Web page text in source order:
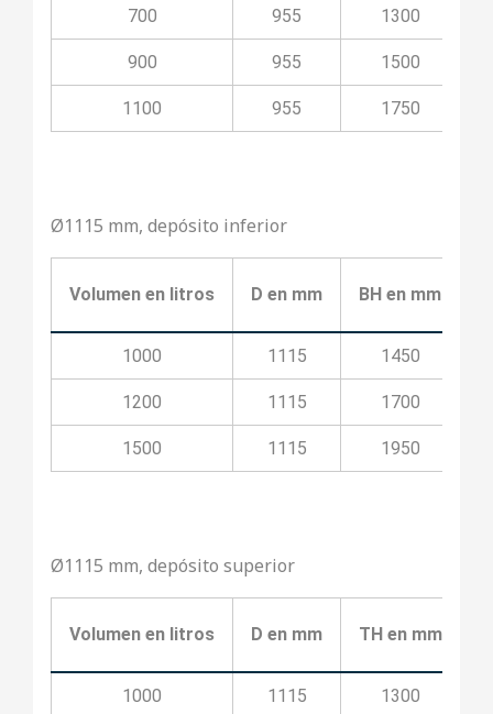
700 955 1300
900 955 1500
1100 955 1750
Ø1115 mm, depósito inferior
Volumen en litros D en mm BH en mm
1000 1115 1450
1200 1115 1700
1500 1115 1950
Ø1115 mm, depósito superior
Volumen en litros D en mm TH en mm
1000 1115 1300